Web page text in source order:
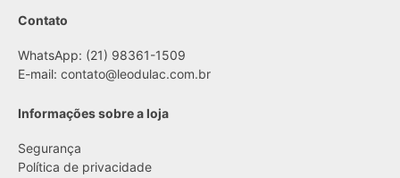
Contato
WhatsApp: (21) 98361-1509
E-mail: contato@leodulac.com.br
Informações sobre a loja
Segurança
Política de privacidade